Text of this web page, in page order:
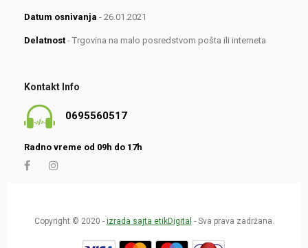
Datum osnivanja - 26.01.2021
Delatnost - Trgovina na malo posredstvom pošta ili interneta
Kontakt Info
0695560517
Radno vreme od 09h do 17h
Copyright © 2020 - izrada sajta etikDigital - Sva prava zadržana.